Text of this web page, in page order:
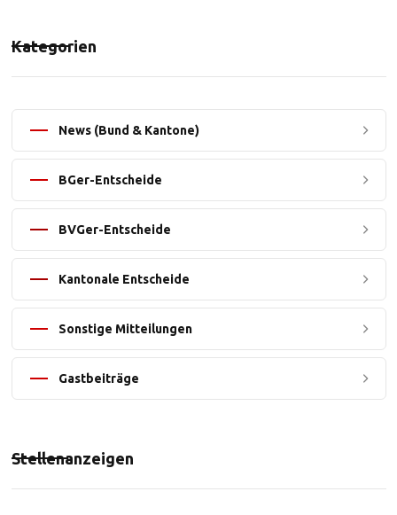
Kategorien
News (Bund & Kantone)
BGer-Entscheide
BVGer-Entscheide
Kantonale Entscheide
Sonstige Mitteilungen
Gastbeiträge
Stellenanzeigen